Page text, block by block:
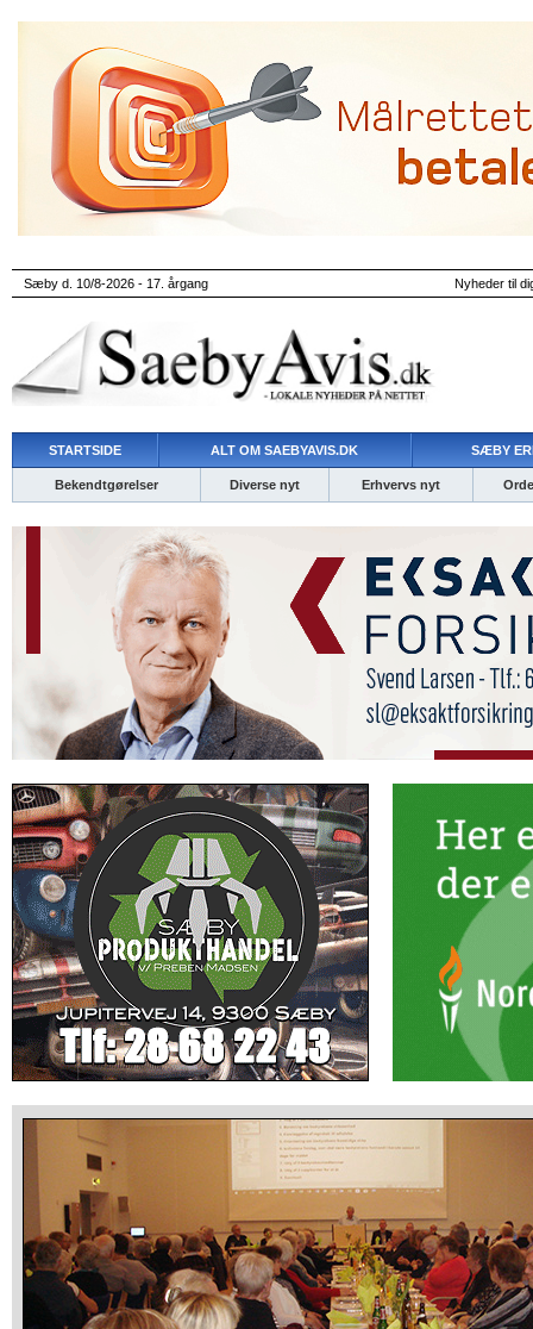
Sæby d. 10/8-2026 - 17. årgang Nyheder til
STARTSIDE ALT OM SAEBYAVIS.DK SÆBY
Bekendtgørelser Diverse nyt Erhvervs nyt